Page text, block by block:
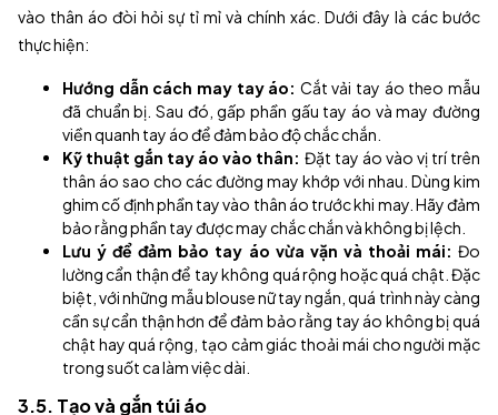
vào thân áo đòi hỏi sự tỉ mỉ và chính xác. Dưới đây là các bước
thực hiện:
Hướng dẫn cách may tay áo: Cắt vải tay áo theo mẫu
đã chuẩn bị. Sau đó, gấp phần gấu tay áo và may đường
viền quanh tay áo để đảm bảo độ chắc chắn.
Kỹ thuật gắn tay áo vào thân: Đặt tay áo vào vị trí trên
thân áo sao cho các đường may khớp với nhau. Dùng kim
ghim cố định phần tay vào thân áo trước khi may. Hãy đảm
bảo rằng phần tay được may chắc chắn và không bị lệch.
Lưu ý để đảm bảo tay áo vừa vặn và thoải mái: Đo
lường cẩn thận để tay không quá rộng hoặc quá chật. Đặc
biệt, với những mẫu blouse nữ tay ngắn, quá trình này càng
cần sự cẩn thận hơn để đảm bảo rằng tay áo không bị quá
chật hay quá rộng, tạo cảm giác thoải mái cho người mặc
trong suốt ca làm việc dài.
3.5. Tạo và gắn túi áo